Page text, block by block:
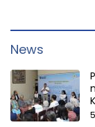
News